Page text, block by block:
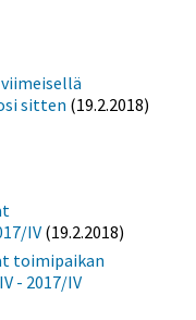
sitten (19.2.2018)
IV(19.2.2018)
toimipaikan
- 2017/IV